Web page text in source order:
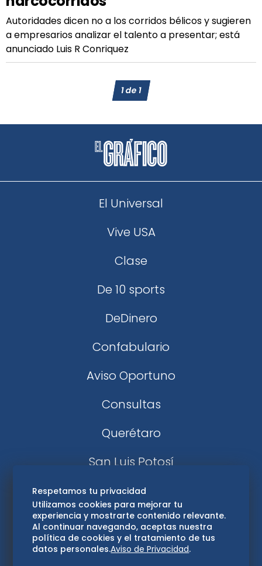
Autoridades dicen no a los corridos bélicos y sugieren
a empresarios analizar el talento a presentar; está
anunciado Luis R Conriquez
1de1
El Universal
Vive USA
Clase
De 10 sports
DeDinero
Confabulario
Aviso Oportuno
Consultas
Querétaro
San Luis Potosí
Edomex
Consultas
Hidalgo
Respetamos tu privacidad
Utilizamos cookies para mejorar tu
experiencia y mostrarte contenido relevante.
Al continuar navegando, aceptas nuestra
política de cookies y el tratamiento de tus
datos personales.Aviso de Privacidad.